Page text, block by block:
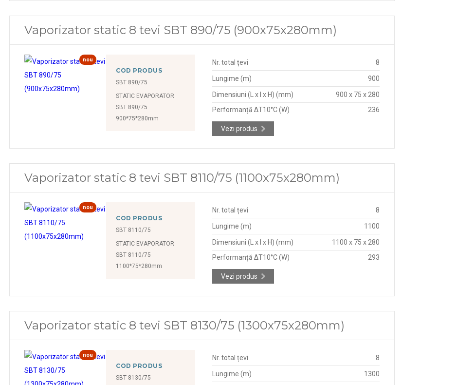
Vaporizator static 8 tevi SBT 890/75 (900x75x280mm)
nou
COD PRODUS
SBT 890/75
STATIC EVAPORATOR
SBT 890/75
900*75*280mm
Nr. total țevi 8
Lungime (m) 900
Dimensiuni (L x l x H) (mm)
900 x 75 x 280
Performanță ΔT10°C (W)
236
Vezi produs
Vaporizator static 8 tevi SBT 8110/75 (1100x75x280mm)
nou
COD PRODUS
SBT 8110/75
STATIC EVAPORATOR
SBT 8110/75
1100*75*280mm
Nr. total țevi 8
Lungime (m) 1100
Dimensiuni (L x l x H) (mm)
1100 x 75 x 280
Performanță ΔT10°C (W)
293
Vezi produs
Vaporizator static 8 tevi SBT 8130/75 (1300x75x280mm)
nou
COD PRODUS
SBT 8130/75
Nr. total țevi 8
Lungime (m) 1300